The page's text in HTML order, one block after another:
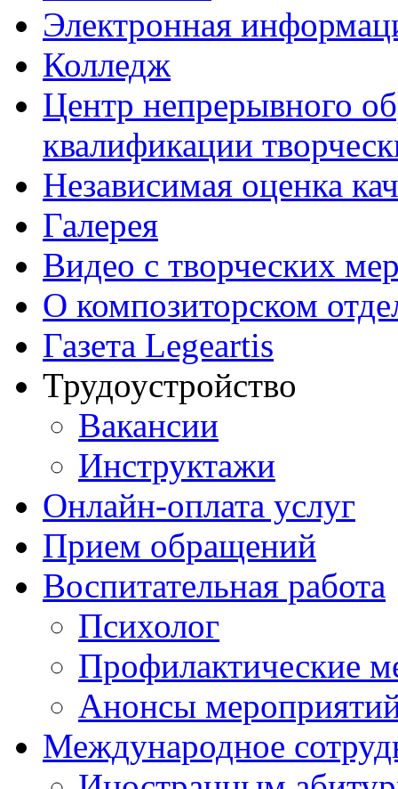
Электронная
Колледж
Центр непрерывного
квалификации
Независимая оценка
Галерея
Видео с творческих
О композиторском
Газета Legeartis
Трудоустройство
Вакансии
Инструктажи
Онлайн-оплата услуг
Прием обращений
Воспитательная работа
Психолог
Профилактические
Анонсы
Международное